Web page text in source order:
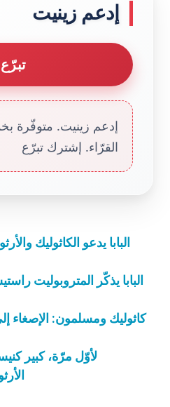
إدعم زينيت
تبرّع
إدعم زينيت. متوفّرة
القرّاء. إشترك تبرّع
البابا يدعو الكاثوليك
البابا يذكّر المتروبوليت
كاثوليك ومسلمون: الإصغاء
لأوّل مرّة، كبير